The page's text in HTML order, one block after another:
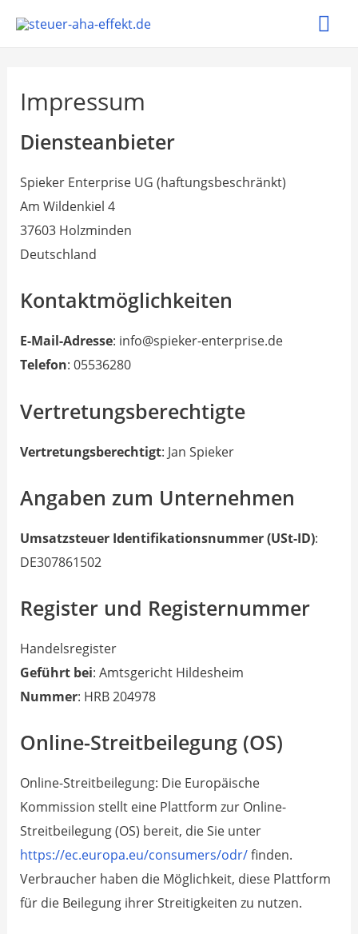
Impressum
Diensteanbieter
Spieker Enterprise UG (haftungsbeschränkt)
Am Wildenkiel 4
37603 Holzminden
Deutschland
Kontaktmöglichkeiten
E-Mail-Adresse: info@spieker-enterprise.de
Telefon: 05536280
Vertretungsberechtigte
Vertretungsberechtigt: Jan Spieker
Angaben zum Unternehmen
Umsatzsteuer Identifikationsnummer (USt-ID):
DE307861502
Register und Registernummer
Handelsregister
Geführt bei: Amtsgericht Hildesheim
Nummer: HRB 204978
Online-Streitbeilegung (OS)
Online-Streitbeilegung: Die Europäische
Kommission stellt eine Plattform zur Online-
Streitbeilegung (OS) bereit, die Sie unter
https://ec.europa.eu/consumers/odr/finden.
Verbraucher haben die Möglichkeit, diese Plattform
für die Beilegung ihrer Streitigkeiten zu nutzen.